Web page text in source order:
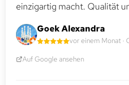
einzigartig macht. Qualität
Goek Alexandra
vor einem Monat ·
Auf Google ansehen